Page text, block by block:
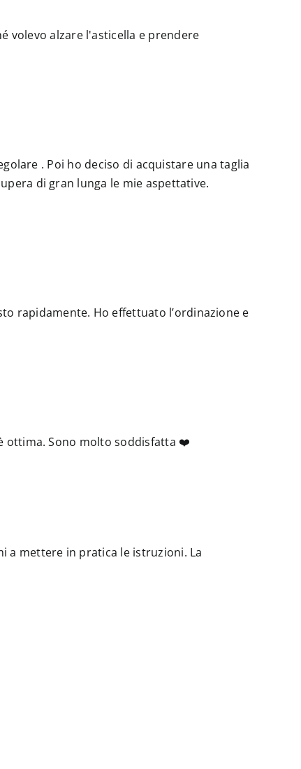
volevo alzare l'asticella e prendere
. Poi ho deciso di acquistare una taglia
di gran lunga le mie aspettative.
rapidamente. Ho effettuato l’ordinazione e
ottima. Sono molto soddisfatta ❤️
a mettere in pratica le istruzioni. La